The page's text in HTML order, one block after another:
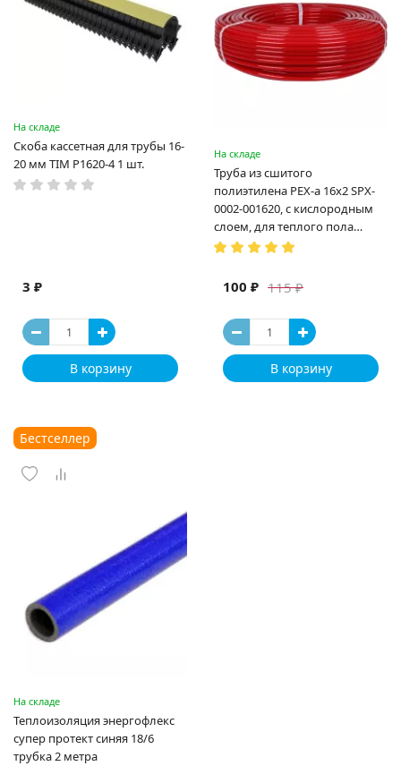
На складе
Скоба кассетная для трубы 16-
20 мм TIM P1620-4 1 шт.
3 ₽
В корзину
На складе
Труба из сшитого
полиэтилена PEX-a 16х2 SPX-
0002-001620, с кислородным
слоем, для теплого пола
(Испания)
115 ₽
100 ₽
В корзину
Бестселлер
На складе
Теплоизоляция энергофлекс
супер протект синяя 18/6
трубка 2 метра